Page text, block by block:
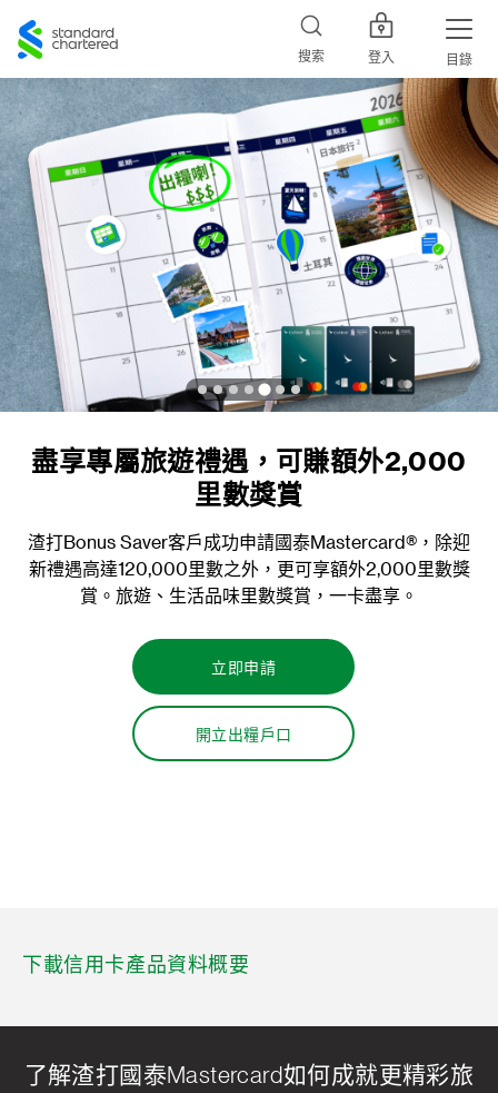
Standard
Chartered
搜索 登入 目錄
賺取高達100國泰會籍積分 4
申請渣打國泰Mastercard®，賺取高達100國泰會籍積分
，積分將由即日起每季度存入。
立即申請
下載信用卡產品資料概要
了解渣打國泰Mastercard如何成就更精彩旅